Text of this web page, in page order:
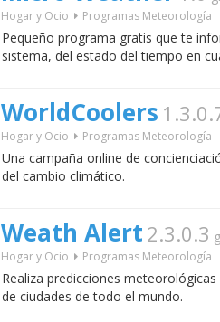
Hogar y Ocio Programas Meteorología
Pequeño programa gratis que te
sistema, del estado del tiempo en
WorldCoolers
Hogar y Ocio Programas Meteorología
Una campaña online de
del cambio climático.
Weath Alert 2.3.0.3
Hogar y Ocio Programas Meteorología
Realiza predicciones
de ciudades de todo el mundo.